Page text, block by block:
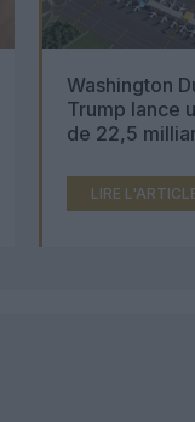
Washington
Trump lance
de 22,5
LIRE